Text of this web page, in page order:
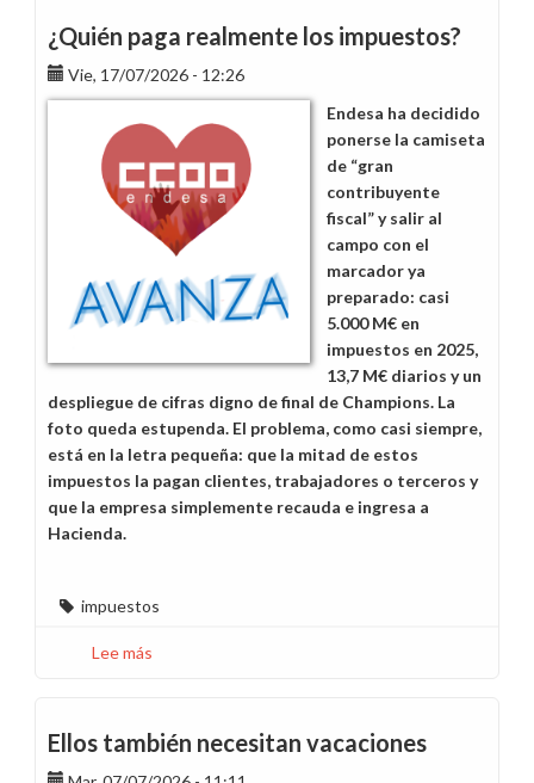
¿Quién paga realmente los impuestos?
Vie, 17/07/2026 - 12:26
Endesa ha decidido
ponerse la camiseta
de “gran
contribuyente
fiscal” y salir al
campo con el
marcador ya
preparado: casi
5.000 M€ en
impuestos en 2025,
13,7 M€ diarios y un
despliegue de cifras digno de final de Champions. La
foto queda estupenda. El problema, como casi siempre,
está en la letra pequeña: que la mitad de estos
impuestos la pagan clientes, trabajadores o terceros y
que la empresa simplemente recauda e ingresa a
Hacienda.
impuestos
Lee más
realmente
los
Ellos también necesitan vacaciones